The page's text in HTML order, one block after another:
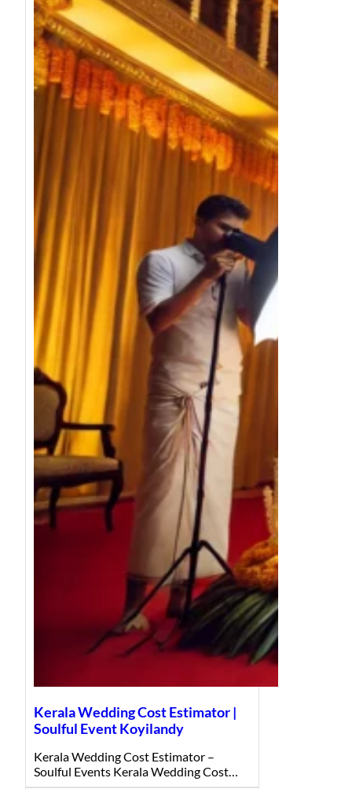
Kerala Wedding Cost Estimator |
Soulful Event Koyilandy
Kerala Wedding Cost Estimator –
Soulful Events Kerala Wedding Cost…